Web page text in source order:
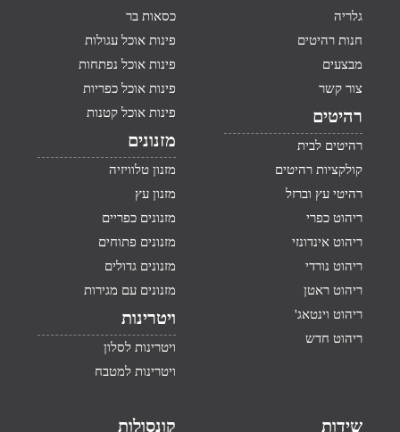
גלריה
חנות רהיטים
מבצעים
צור קשר
רהיטים
רהיטים לבית
קולקציות רהיטים
רהיטי עץ וברזל
ריהוט כפרי
ריהוט אינדונזי
ריהוט נורדי
ריהוט ראטן
ריהוט וינטאג'
ריהוט חדש
כסאות בר
פינות אוכל עגולות
פינות אוכל נפתחות
פינות אוכל כפריות
פינות אוכל קטנות
מזנונים
מזנון טלוויזיה
מזנון עץ
מזנונים כפריים
מזנונים פתוחים
מזנונים גדולים
מזנונים עם מגירות
ויטרינות
ויטרינות לסלון
ויטרינות למטבח
שידות קונסולות